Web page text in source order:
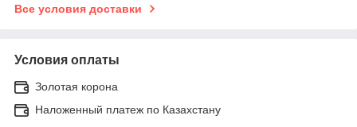
Все условия доставки
Условия оплаты
Золотая корона
Наложенный платеж по Казахстану